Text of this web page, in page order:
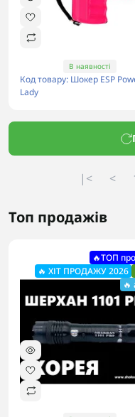
В наявності
Код товару: Шокер ESP
Lady
|< <
Топ продажів
🔥ТОП
🔥 ХІТ ПРОДАЖУ 2026
🔥